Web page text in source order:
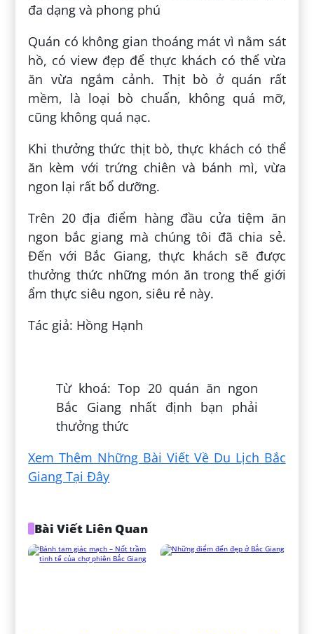
đa dạng và phong phú
Quán có không gian thoáng mát vì nằm sát
hồ, có view đẹp để thực khách có thể vừa
ăn vừa ngắm cảnh. Thịt bò ở quán rất
mềm, là loại bò chuẩn, không quá mỡ,
cũng không quá nạc.
Khi thưởng thức thịt bò, thực khách có thể
ăn kèm với trứng chiên và bánh mì, vừa
ngon lại rất bổ dưỡng.
Trên 20 địa điểm hàng đầu cửa tiệm ăn
ngon bắc giang mà chúng tôi đã chia sẻ.
Đến với Bắc Giang, thực khách sẽ được
thưởng thức những món ăn trong thế giới
ẩm thực siêu ngon, siêu rẻ này.
Tác giả: Hồng Hạnh
Từ khoá: Top 20 quán ăn ngon
Bắc Giang nhất định bạn phải
thưởng thức
Xem Thêm Những Bài Viết Về Du Lịch Bắc
Giang Tại Đây
Bài Viết Liên Quan